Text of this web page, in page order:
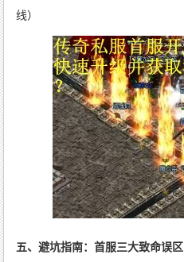
线）
五、避坑指南：首服三大致命误区